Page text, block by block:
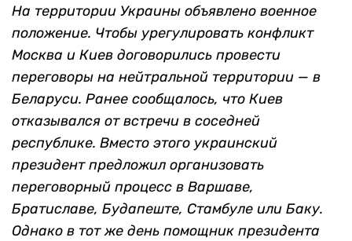
На территории Украины объявлено военное
положение. Чтобы урегулировать конфликт
Москва и Киев договорились провести
переговоры на нейтральной территории — в
Беларуси. Ранее сообщалось, что Киев
отказывался от встречи в соседней
республике. Вместо этого украинский
президент предложил организовать
переговорный процесс в Варшаве,
Братиславе, Будапеште, Стамбуле или Баку.
Однако в тот же день помощник президента